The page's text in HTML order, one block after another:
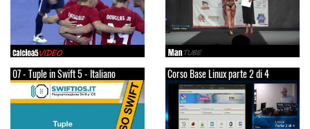
07 - Tuple in Swift 5 - Italiano Corso Base Linux parte 2 di 4